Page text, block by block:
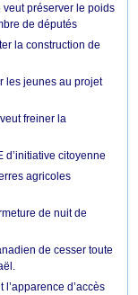
préserver le poids
de députés
la construction de
les jeunes au projet
freiner la
d’initiative citoyenne
agricoles
de nuit de
de cesser toute
d’accès